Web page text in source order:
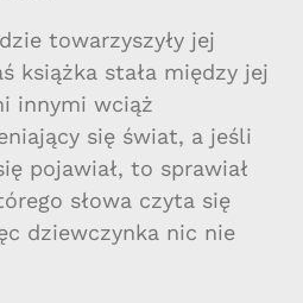
towarzyszyły jej
książka stała między jej
innymi wciąż
się świat, a jeśli
pojawiał, to sprawiał
słowa czyta się
dziewczynka nic nie